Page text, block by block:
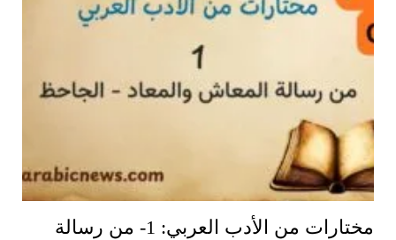
مختارات من الأدب العربي: 1- من رسالة